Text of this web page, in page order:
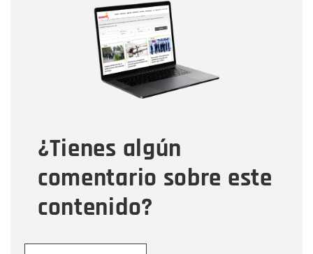
¿Tienes algún
comentario sobre este
contenido?
Correo electrónico
Tipo de comentario
Mensaje